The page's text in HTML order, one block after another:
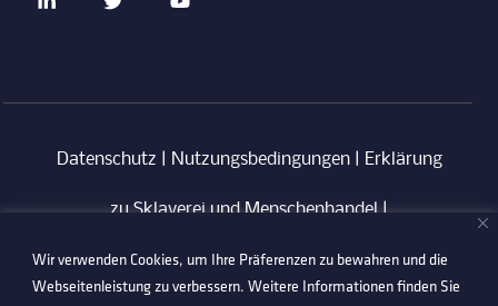
Wir verwenden Cookies, um Ihre Präferenzen zu bewahren und die
Webseitenleistung zu verbessern. Weitere Informationen finden Sie
Datenschutz Nutzungsbedingungen| Erklärung
zu Sklaverei und Menschenhandel|
Verhaltenskodex für Lieferanten|Anti-